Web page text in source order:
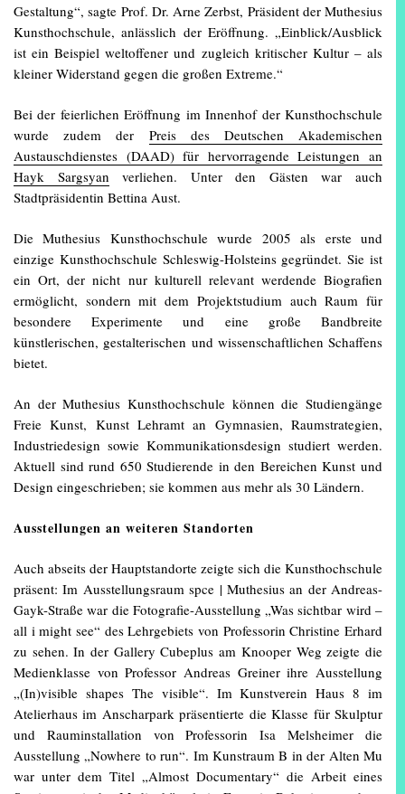
Gestaltung“, sagte Prof. Dr. Arne Zerbst, Präsident der Muthesius
Kunsthochschule, anlässlich der Eröffnung. „Einblick/Ausblick
ist ein Beispiel weltoffener und zugleich kritischer Kultur – als
kleiner Widerstand gegen die großen Extreme.“
Bei der feierlichen Eröffnung im Innenhof der Kunsthochschule
wurde zudem der Preis des Deutschen Akademischen
Austauschdienstes (DAAD) für hervorragende Leistungen an
Hayk Sargsyan verliehen. Unter den Gästen war auch
Stadtpräsidentin Bettina Aust.
Die Muthesius Kunsthochschule wurde 2005 als erste und
einzige Kunsthochschule Schleswig-Holsteins gegründet. Sie ist
ein Ort, der nicht nur kulturell relevant werdende Biografien
ermöglicht, sondern mit dem Projektstudium auch Raum für
besondere Experimente und eine große Bandbreite
künstlerischen, gestalterischen und wissenschaftlichen Schaffens
bietet.
An der Muthesius Kunsthochschule können die Studiengänge
Freie Kunst, Kunst Lehramt an Gymnasien, Raumstrategien,
Industriedesign sowie Kommunikationsdesign studiert werden.
Aktuell sind rund 650 Studierende in den Bereichen Kunst und
Design eingeschrieben; sie kommen aus mehr als 30 Ländern.
Ausstellungen an weiteren Standorten
Auch abseits der Hauptstandorte zeigte sich die Kunsthochschule
präsent: Im Ausstellungsraum spce | Muthesius an der Andreas-
Gayk-Straße war die Fotografie-Ausstellung „Was sichtbar wird –
all i might see“ des Lehrgebiets von Professorin Christine Erhard
zu sehen. In der Gallery Cubeplus am Knooper Weg zeigte die
Medienklasse von Professor Andreas Greiner ihre Ausstellung
„(In)visible shapes The visible“. Im Kunstverein Haus 8 im
Atelierhaus im Anscharpark präsentierte die Klasse für Skulptur
und Rauminstallation von Professorin Isa Melsheimer die
Ausstellung „Nowhere to run“. Im Kunstraum B in der Alten Mu
war unter dem Titel „Almost Documentary“ die Arbeit eines